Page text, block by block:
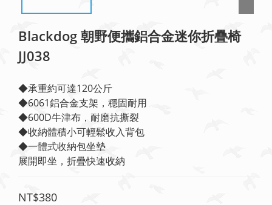
Blackdog 朝野便攜鋁合金迷你折疊椅
JJ038
◆承重約可達120公斤
◆6061鋁合金支架，穩固耐用
◆600D牛津布，耐磨抗撕裂
◆收納體積小可輕鬆收入背包
◆一體式收納包坐墊
展開即坐，折疊快速收納
NT$380